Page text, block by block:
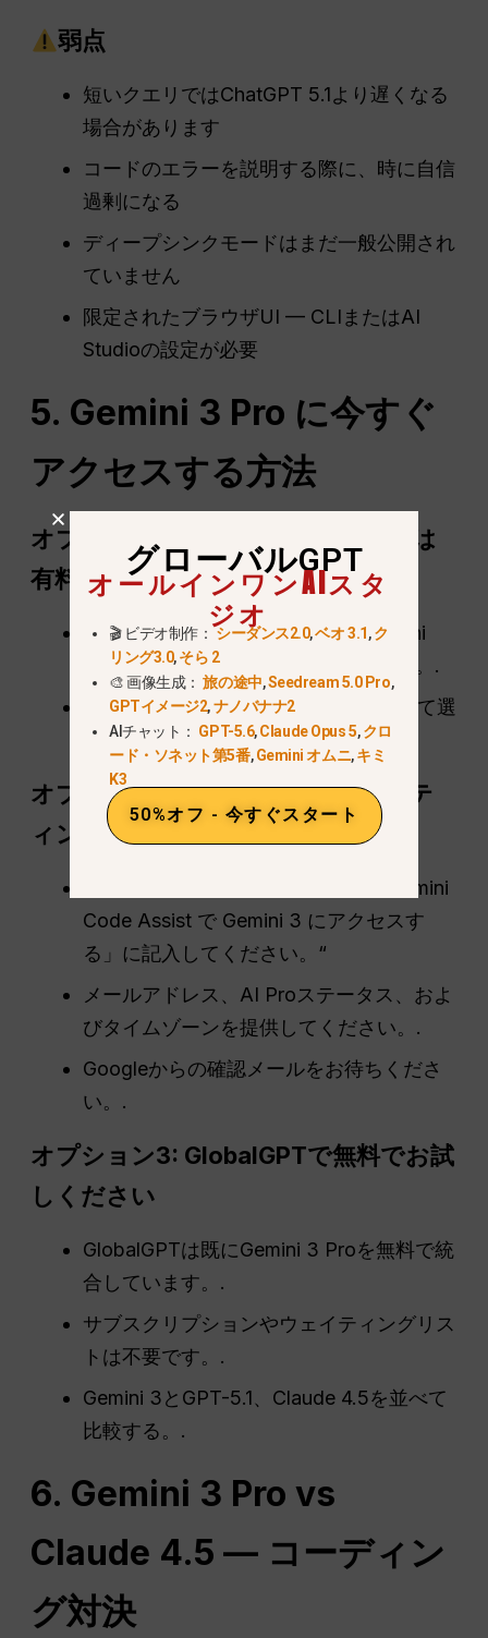
弱点
短いクエリではChatGPT 5.1より遅くなる
場合があります
コードのエラーを説明する際に、時に自信
過剰になる
ディープシンクモードはまだ一般公開され
ていません
限定されたブラウザUI — CLIまたはAI
Studioの設定が必要
5. Gemini 3 Pro に今すぐ
アクセスする方法
オプション1: Google AI Ultra または
有料API
Google AI Ultra に登録するか、Gemini
API で課金機能を有効にしてください。.
Gemini CLI または AI Studio を使用して選
択してくださいジェミニ3プロ.
オプション2: Gemini 3 CLI ウェイテ
ィングリストに参加する
公式フォーム「Gemini CLI および Gemini
Code Assist で Gemini 3 にアクセスす
る」に記入してください。“
メールアドレス、AI Proステータス、およ
びタイムゾーンを提供してください。.
Googleからの確認メールをお待ちくださ
い。.
オプション3: GlobalGPTで無料でお試
しください
GlobalGPTは既にGemini 3 Proを無料で統
合しています。.
サブスクリプションやウェイティングリス
トは不要です。.
Gemini 3とGPT-5.1、Claude 4.5を並べて
比較する。.
6. Gemini 3 Pro vs
Claude 4.5 — コーディン
グ対決
グローバルGPT
オールインワンAIスタ
ジオ
🎬 ビデオ制作：シーダンス2.0,ベオ 3.1,ク
リング3.0,そら 2
🎨 画像生成：旅の途中,Seedream 5.0 Pro,
GPTイメージ2,ナノバナナ2
AIチャット： GPT-5.6,Claude Opus 5,クロ
ード・ソネット第5番,Gemini オムニ,キミ
K3
50%オフ - 今すぐスタート